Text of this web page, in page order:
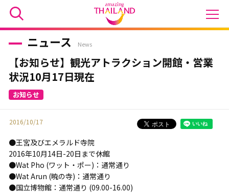
ニュース News
【お知らせ】観光アトラクション開館・営業
状況10月17日現在
2016/10/17
●王宮及びエメラルド寺院
2016年10月14日-20日まで休館
●Wat Pho (ワット・ポー)：通常通り
●Wat Arun (暁の寺)：通常通り
●国立博物館：通常通り (09.00-16.00)